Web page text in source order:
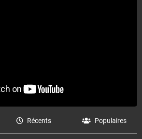
Récents Populaires